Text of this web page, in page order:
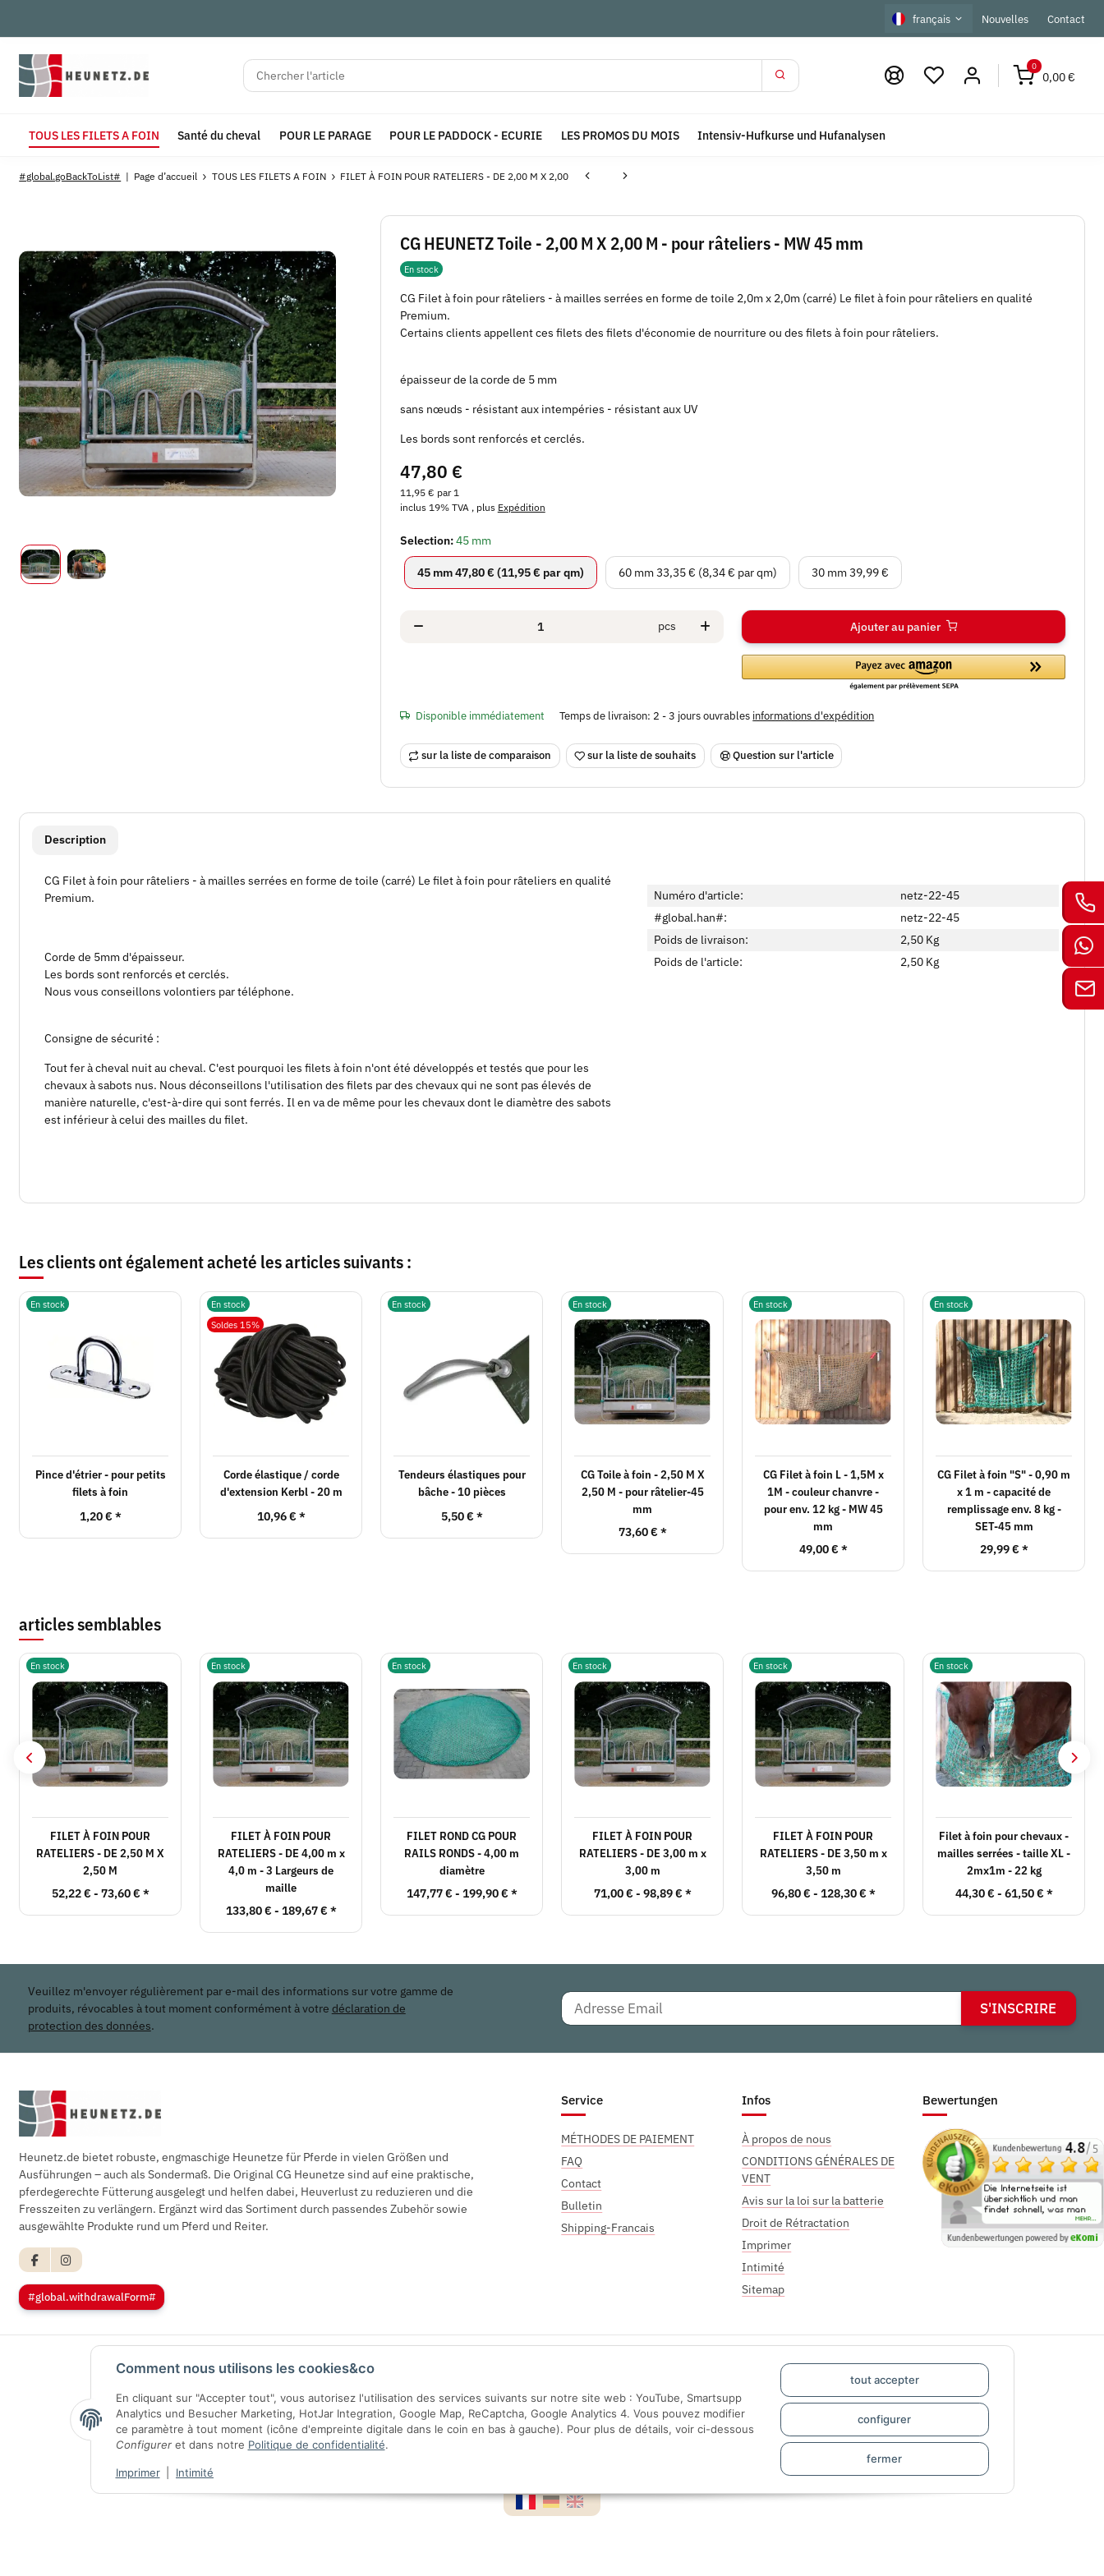
Comment nous utilisons les cookies&co
En cliquant sur "Accepter tout", vous autorisez l'utilisation des services suivants sur notre site web : YouTube, Smartsupp
Analytics und Besucher Marketing, HotJar Integration, Google Map, ReCaptcha, Google Analytics 4. Vous pouvez modifier
ce paramètre à tout moment (icône d'empreinte digitale dans le coin en bas à gauche). Pour plus de détails, voir ci-dessous
Configureret dans notre Politique de confidentialité.
Imprimer Intimité
tout accepter
configurer
fermer
français Nouvelles Contact
0
0,00 €
TOUS LES FILETS A FOIN Santé du cheval POUR LE PARAGE POUR LE PADDOCK - ECURIE LES PROMOS DU MOIS Intensiv-Hufkurse und Hufanalysen
#global.goBackToList# Page d’accueil TOUS LES FILETS A FOIN FILET À FOIN POUR RATELIERS - DE 2,00 M X 2,00
CG HEUNETZ Toile - 2,00 M X 2,00 M - pour râteliers - MW 45 mm
En stock
CG Filet à foin pour râteliers - à mailles serrées en forme de toile 2,0m x 2,0m (carré) Le filet à foin pour râteliers en qualité
Premium.
Certains clients appellent ces filets des filets d'économie de nourriture ou des filets à foin pour râteliers.
épaisseur de la corde de 5 mm
sans nœuds - résistant aux intempéries - résistant aux UV
Les bords sont renforcés et cerclés.
47,80 €
11,95 € par 1
inclus 19% TVA , plus Expédition
Selection:45 mm
45 mm45 mm
47,80 € (11,95 € par qm) 60 mm60 mm
33,35 € (8,34 € par qm) 30 mm30 mm
39,99 €
pcs Ajouter au panier
Disponible immédiatement Temps de livraison: 2 - 3 jours ouvrables informations d'expédition
sur la liste de comparaison sur la liste de souhaits Question sur l'article
#productDetails.showMoreTabs#
Description
CG Filet à foin pour râteliers - à mailles serrées en forme de toile (carré) Le filet à foin pour râteliers en qualité
Premium.
Corde de 5mm d'épaisseur.
Les bords sont renforcés et cerclés.
Nous vous conseillons volontiers par téléphone.
Consigne de sécurité :
Tout fer à cheval nuit au cheval. C'est pourquoi les filets à foin n'ont été développés et testés que pour les
chevaux à sabots nus. Nous déconseillons l'utilisation des filets par des chevaux qui ne sont pas élevés de
manière naturelle, c'est-à-dire qui sont ferrés. Il en va de même pour les chevaux dont le diamètre des sabots
est inférieur à celui des mailles du filet.
Numéro d'article:
netz-22-45
#global.han#:
netz-22-45
Poids de livraison:
2,50 Kg
Poids de l'article:
2,50 Kg
Les clients ont également acheté les articles suivants :
En stock
Pince d'étrier - pour petits
filets à foin
1,20 € *
En stock
Soldes 15%
Corde élastique / corde
d'extension Kerbl - 20 m
10,96 € *
En stock
Tendeurs élastiques pour
bâche - 10 pièces
5,50 € *
En stock
CG Toile à foin - 2,50 M X
2,50 M - pour râtelier-45
mm
73,60 € *
En stock
CG Filet à foin L - 1,5M x
1M - couleur chanvre -
pour env. 12 kg - MW 45
mm
49,00 € *
En stock
CG Filet à foin "S" - 0,90 m
x 1 m - capacité de
remplissage env. 8 kg -
SET-45 mm
29,99 € *
articles semblables
En stock
FILET À FOIN POUR
RATELIERS - DE 2,50 M X
2,50 M
52,22 € - 73,60 € *
En stock
FILET À FOIN POUR
RATELIERS - DE 4,00 m x
4,0 m - 3 Largeurs de
maille
133,80 € - 189,67 € *
En stock
FILET ROND CG POUR
RAILS RONDS - 4,00 m
diamètre
147,77 € - 199,90 € *
En stock
FILET À FOIN POUR
RATELIERS - DE 3,00 m x
3,00 m
71,00 € - 98,89 € *
En stock
FILET À FOIN POUR
RATELIERS - DE 3,50 m x
3,50 m
96,80 € - 128,30 € *
En stock
Filet à foin pour chevaux -
mailles serrées - taille XL -
2mx1m - 22 kg
44,30 € - 61,50 € *
Veuillez m'envoyer régulièrement par e-mail des informations sur votre gamme de
produits, révocables à tout moment conformément à votre déclaration de
protection des données.
S'INSCRIRE
Heunetz.de bietet robuste, engmaschige Heunetze für Pferde in vielen Größen und
Ausführungen – auch als Sondermaß. Die Original CG Heunetze sind auf eine praktische,
pferdegerechte Fütterung ausgelegt und helfen dabei, Heuverlust zu reduzieren und die
Fresszeiten zu verlängern. Ergänzt wird das Sortiment durch passendes Zubehör sowie
ausgewählte Produkte rund um Pferd und Reiter.
#global.withdrawalForm#
Service
MÉTHODES DE PAIEMENT
FAQ
Contact
Bulletin
Shipping-Francais
Infos
À propos de nous
CONDITIONS GÉNÉRALES DE
VENT
Avis sur la loi sur la batterie
Droit de Rétractation
Imprimer
Intimité
Sitemap
Bewertungen